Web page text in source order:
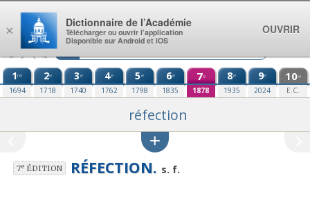
Aller au contenu
1re
1694
2e
1718
3e
1740
4e
1762
5e
1798
6e
1835
7e
1878
8e
1935
9e
2024
10e
E.C.
réfection
7eÉDITION RÉFECTION. s. f.
×
Dictionnaire de l’Académie
Télécharger ou ouvrir l’application
Disponible sur Android et iOS
OUVRIR